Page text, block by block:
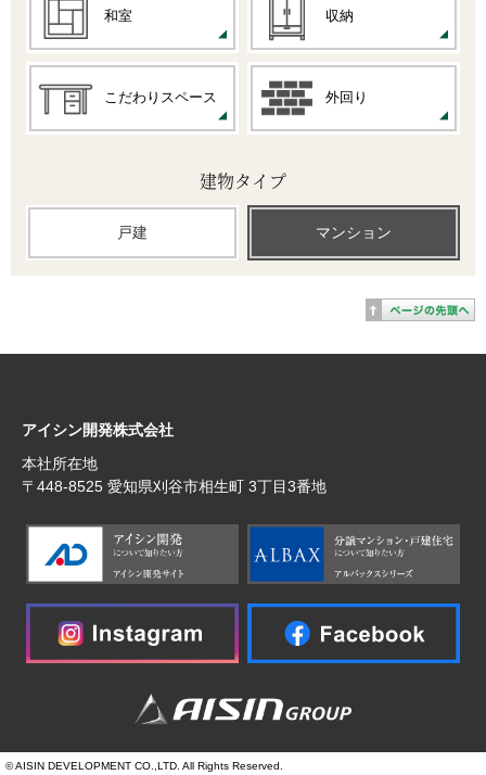
和室 収納
こだわりスペース 外回り
建物タイプ
戸建 マンション
アイシン開発株式会社
本社所在地
〒448‐8525 愛知県刈谷市相生町 3丁目3番地
© AISIN DEVELOPMENT CO.,LTD. All Rights Reserved.